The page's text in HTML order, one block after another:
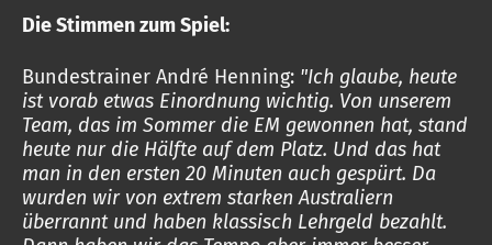
Die Stimmen zum Spiel:
Bundestrainer André Henning: "Ich glaube, heute
ist vorab etwas Einordnung wichtig. Von unserem
Team, das im Sommer die EM gewonnen hat, stand
heute nur die Hälfte auf dem Platz. Und das hat
man in den ersten 20 Minuten auch gespürt. Da
wurden wir von extrem starken Australiern
überrannt und haben klassisch Lehrgeld bezahlt.